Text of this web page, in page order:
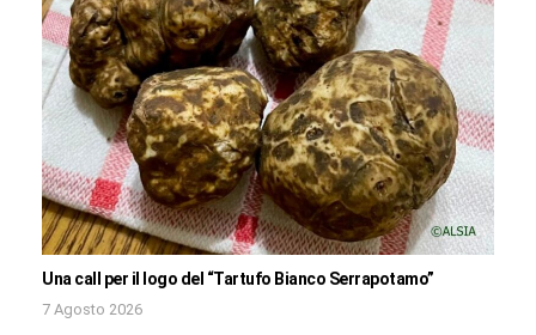
Una call per il logo del “Tartufo Bianco Serrapotamo”
7 Agosto 2026